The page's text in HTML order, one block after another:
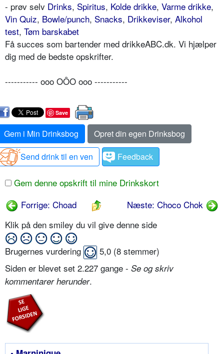
- prøv selv Drinks, Spiritus, Kolde drikke, Varme drikke,
Vin Quiz, Bowle/punch, Snacks, Drikkeviser, Alkohol
test, Tøm barskabet
Få succes som bartender med drikkeABC.dk. Vi hjælper
dig med de bedste opskrifter.
----------- ooo OÔO ooo -----------
Save
Gem i Min Drinksbog
Opret din egen Drinksbog
Send drink til en ven
Feedback
Gem denne opskrift til mine Drinkskort
Forrige: Choad
Næste: Choco Chok
Klik på den smiley du vil give denne side
Brugernes vurdering 5,0 (8 stemmer)
Siden er blevet set 2.227 gange - Se og skriv
kommentarer herunder.